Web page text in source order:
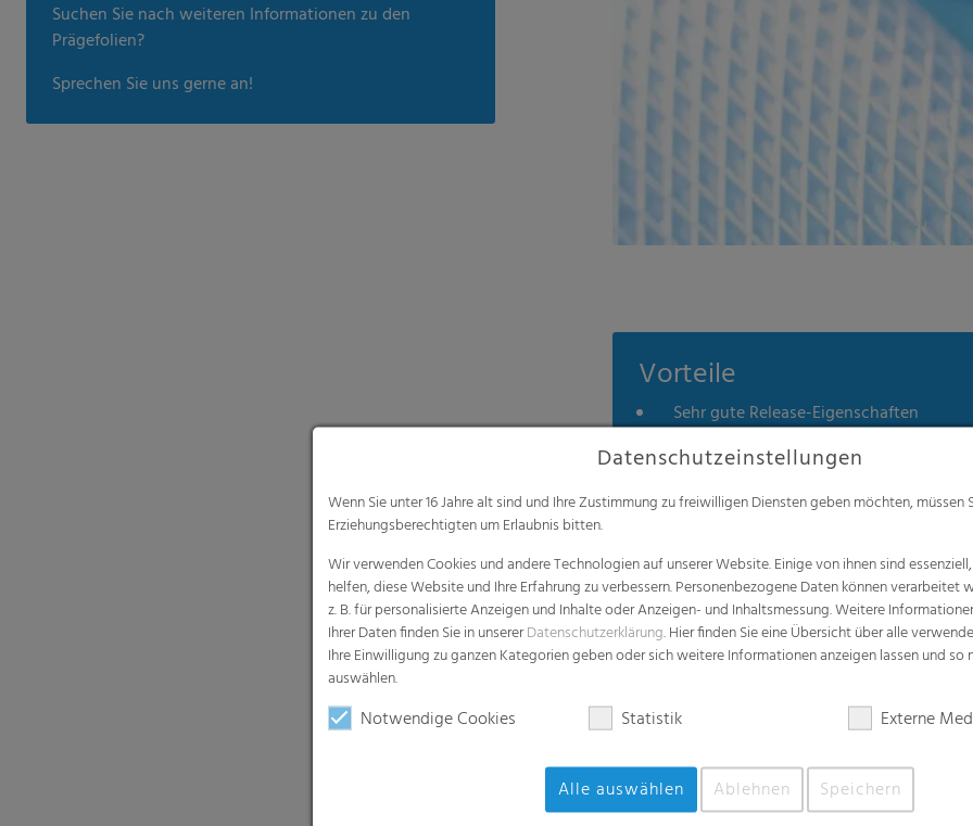
Suchen Sie nach weiteren Informationen zu den
Prägefolien?
Sprechen Sie uns gerne an!
Vorteile
Sehr gute Release-Eigenschaften
Hohe Festigkeiten
Recycelbar
Reifenindustrie
Runderneuerung
Datenschutzeinstellungen
Wenn Sie unter 16 Jahre alt sind und Ihre Zustimmung zu freiwilligen Diensten geben möchten, müssen
Erziehungsberechtigten um Erlaubnis bitten.
Wir verwenden Cookies und andere Technologien auf unserer Website. Einige von ihnen sind
helfen, diese Website und Ihre Erfahrung zu verbessern. Personenbezogene Daten können verarbeitet
z. B. für personalisierte Anzeigen und Inhalte oder Anzeigen- und Inhaltsmessung. Weitere
Ihrer Daten finden Sie in unsererDatenschutzerklärung. Hier finden Sie eine Übersicht über alle
Ihre Einwilligung zu ganzen Kategorien geben oder sich weitere Informationen anzeigen lassen und so
auswählen.
Notwendige Cookies Statistik Externe
Alle auswählen Ablehnen Speichern